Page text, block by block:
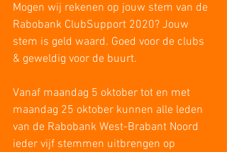
Mogen wij rekenen op jouw stem van de
Rabobank ClubSupport 2020? Jouw
stem is geld waard. Goed voor de clubs
& geweldig voor de buurt.
Vanaf maandag 5 oktober tot en met
maandag 25 oktober kunnen alle leden
van de Rabobank West-Brabant Noord
ieder vijf stemmen uitbrengen op